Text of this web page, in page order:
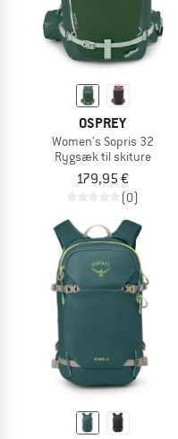
OSPREY
Women's Sopris 32
Rygsæk til skiture
179,95 €
(0)